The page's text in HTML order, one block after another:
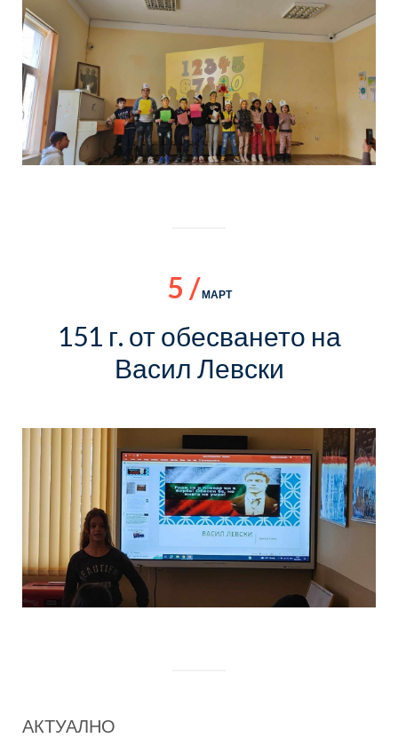
5 /МАРТ
151 г. от обесването на
Васил Левски
АКТУАЛНО